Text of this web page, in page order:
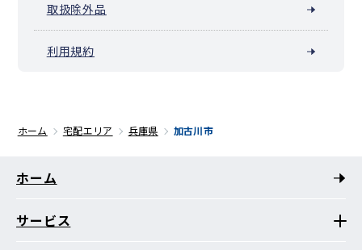
取扱除外品
利用規約
ホーム 宅配エリア 兵庫県 加古川市
ホーム
サービス